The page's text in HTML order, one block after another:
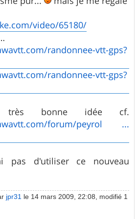
video/65180/
randonnee-vtt-gps?
randonnee-vtt-gps?
bonne idée cf.
forum/peyrol ...
pas d'utiliser ce nouveau
jpr31 le 14 mars 2009, 22:08, modifié 1